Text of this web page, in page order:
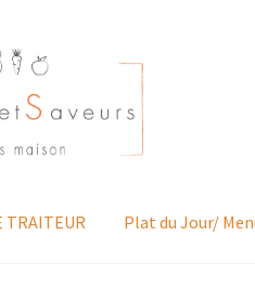
TRAITEUR Plat du Jour/